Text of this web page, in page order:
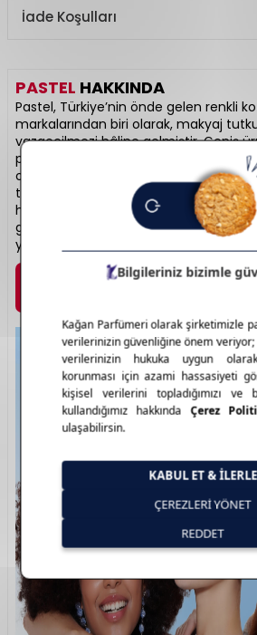
İade Koşulları
PASTEL HAKKINDA
Pastel, Türkiye’nin önde gelen renkli
markalarından biri olarak, makyaj
vazgeçilmezi hâline gelmiştir. Geniş
paletleri, mat ve likit rujlar, allıklar,
ojeler yer alır. Yüksek pigmentasyon,
trend tonlarıyla profesyonel sonuçlar
her yaştan kullanıcıya hitap ederken,
güvenli bir makyaj deneyimi sağlar.
yenilikçi bir güzellik anlayışı sunar.
Marka Detayı